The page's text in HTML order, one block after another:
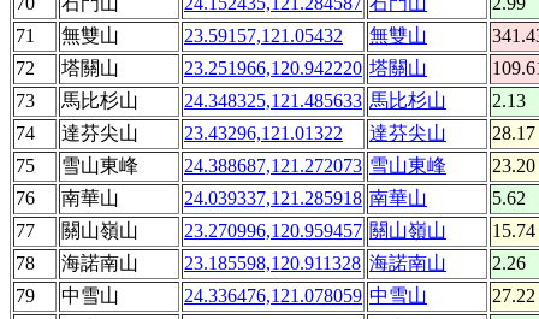
71
無雙山 23.59157,121.05432 無雙山
72
塔關山 23.251966,120.942220 塔關山
73
馬比杉山 24.348325,121.485633 馬比杉山
2.13
74
達芬尖山 23.43296,121.01322 達芬尖山
28.17
75
雪山東峰 24.388687,121.272073 雪山東峰
23.20
76
南華山 24.039337,121.285918 南華山
5.62
77
關山嶺山 23.270996,120.959457 關山嶺山
15.74
78
海諾南山 23.185598,120.911328 海諾南山
2.26
79
中雪山 24.336476,121.078059 中雪山
27.22